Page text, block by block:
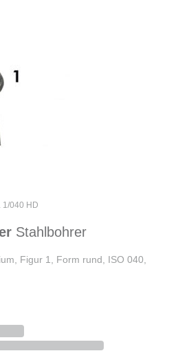
1/040 HD
Stahlbohrer
Figur 1, Form rund, ISO 040,